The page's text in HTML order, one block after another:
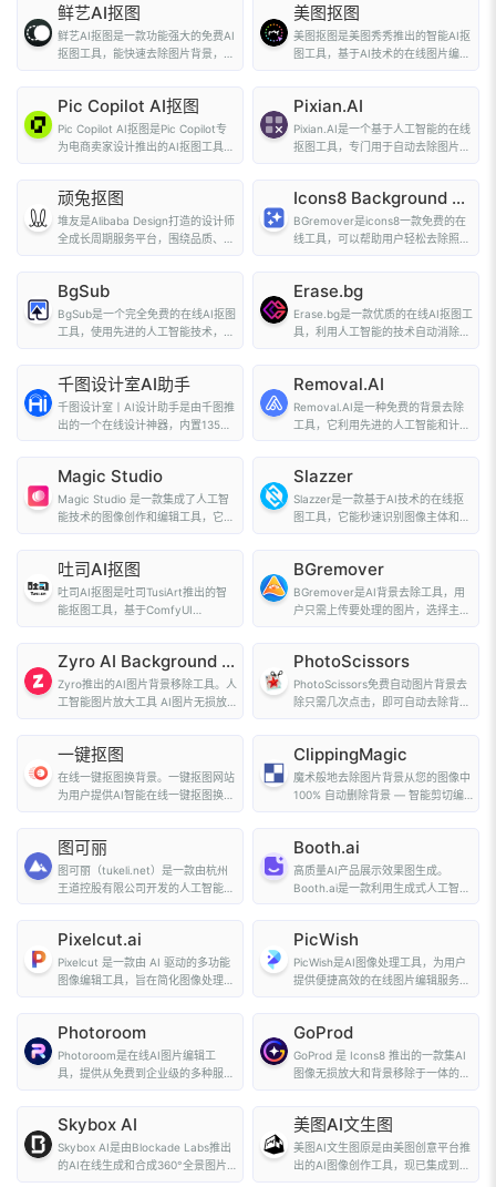
鲜艺AI抠图
鲜艺AI抠图是一款功能强大的免费AI
抠图工具，能快速去除图片背景，支
美图抠图
美图抠图是美图秀秀推出的智能AI抠
图工具，基于AI技术的在线图片编辑
Pic Copilot AI抠图
Pic Copilot AI抠图是Pic Copilot专
为电商卖家设计推出的AI抠图工具，
Pixian.AI
Pixian.AI是一个基于人工智能的在线
抠图工具，专门用于自动去除图片背
顽兔抠图
堆友是Alibaba Design打造的设计师
全成长周期服务平台，围绕品质、效
Icons8 Background Remover
BGremover是icons8一款免费的在
线工具，可以帮助用户轻松去除照片
BgSub
BgSub是一个完全免费的在线AI抠图
工具，使用先进的人工智能技术，自
Erase.bg
Erase.bg是一款优质的在线AI抠图工
具，利用人工智能的技术自动消除图
千图设计室AI助手
千图设计室丨AI设计助手是由千图推
出的一个在线设计神器，内置135个
Removal.AI
Removal.AI是一种免费的背景去除
工具，它利用先进的人工智能和计算
Magic Studio
Magic Studio 是一款集成了人工智
能技术的图像创作和编辑工具，它提
Slazzer
Slazzer是一款基于AI技术的在线抠
图工具，它能秒速识别图像主体和背
吐司AI抠图
吐司AI抠图是吐司TusiArt推出的智
能抠图工具，基于ComfyUI
BGremover
BGremover是AI背景去除工具，用
户只需上传要处理的图片，选择主体
Zyro AI Background Remover
Zyro推出的AI图片背景移除工具。人
工智能图片放大工具 AI图片无损放
PhotoScissors
PhotoScissors免费自动图片背景去
除只需几次点击，即可自动去除背
一键抠图
在线一键抠图换背景。一键抠图网站
为用户提供AI智能在线一键抠图换背
ClippingMagic
魔术般地去除图片背景从您的图像中
100% 自动删除背景 — 智能剪切编
图可丽
图可丽（tukeli.net）是一款由杭州
王道控股有限公司开发的人工智能图
Booth.ai
高质量AI产品展示效果图生成。
Booth.ai是一款利用生成式人工智能
Pixelcut.ai
Pixelcut 是一款由 AI 驱动的多功能
图像编辑工具，旨在简化图像处理流
PicWish
PicWish是AI图像处理工具，为用户
提供便捷高效的在线图片编辑服务。
Photoroom
Photoroom是在线AI图片编辑工
具，提供从免费到企业级的多种服
GoProd
GoProd 是 Icons8 推出的一款集AI
图像无损放大和背景移除于一体的
Skybox AI
Skybox AI是由Blockade Labs推出
的AI在线生成和合成360°全景图片
美图AI文生图
美图AI文生图原是由美图创意平台推
出的AI图像创作工具，现已集成到美